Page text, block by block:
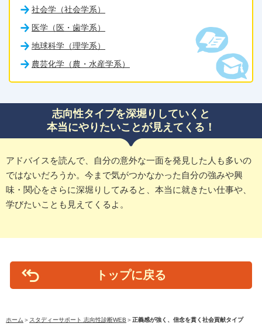
社会学（社会学系）
医学（医・歯学系）
地球科学（理学系）
農芸化学（農・水産学系）
志向性タイプを深堀りしていくと
本当にやりたいことが見えてくる！
アドバイスを読んで、自分の意外な一面を発見した人も多いの
ではないだろうか。今まで気がつかなかった自分の強みや興
味・関心をさらに深堀りしてみると、本当に就きたい仕事や、
学びたいことも見えてくるよ。
トップに戻る
ホーム ＞ スタディーサポート 志向性診断WEB ＞正義感が強く、信念を貫く社会貢献タイプ